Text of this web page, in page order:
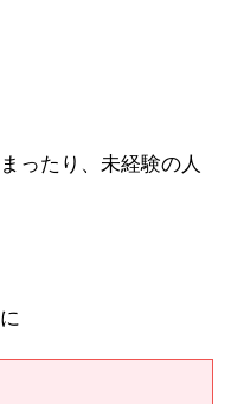
ったり、未経験の人